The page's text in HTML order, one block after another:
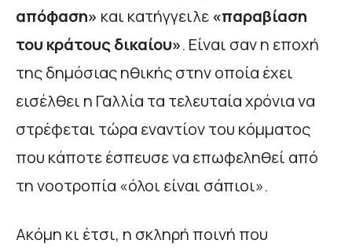
απόφαση» και κατήγγειλε«παραβίαση
του κράτους δικαίου». Είναι σαν η εποχή
της δημόσιας ηθικής στην οποία έχει
εισέλθει η Γαλλία τα τελευταία χρόνια να
στρέφεται τώρα εναντίον του κόμματος
που κάποτε έσπευσε να επωφεληθεί από
τη νοοτροπία «όλοι είναι σάπιοι».
Ακόμη κι έτσι, η σκληρή ποινή που